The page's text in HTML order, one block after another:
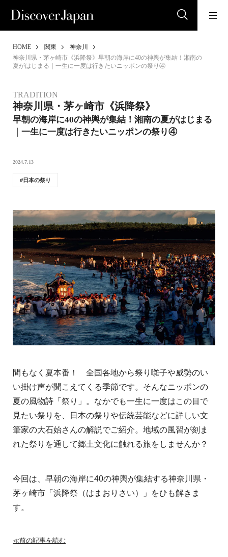
HOME 関東
神奈川
神奈川県・茅ヶ崎市《浜降祭》早朝の海岸に40の神輿が集結！湘南の
夏がはじまる｜一生に一度は行きたいニッポンの祭り④
TRADITION
神奈川県・茅ヶ崎市《浜降祭》
早朝の海岸に40の神輿が集結！湘南の夏がはじまる
｜一生に一度は行きたいニッポンの祭り④
2024.7.13
日本の祭り
間もなく夏本番！ 全国各地から祭り囃子や威勢のい
い掛け声が聞こえてくる季節です。そんなニッポンの
夏の風物詩「祭り」。なかでも一生に一度はこの目で
見たい祭りを、日本の祭りや伝統芸能などに詳しい文
筆家の大石始さんの解説でご紹介。地域の風習が刻ま
れた祭りを通して郷土文化に触れる旅をしませんか？
今回は、早朝の海岸に40の神輿が集結する神奈川県・
茅ヶ崎市「浜降祭（はまおりさい）」をひも解きま
す。
≪前の記事を読む